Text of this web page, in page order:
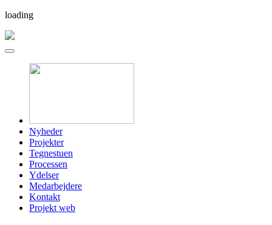
loading
Nyheder
Projekter
Tegnestuen
Processen
Ydelser
Medarbejdere
Kontakt
Projekt web